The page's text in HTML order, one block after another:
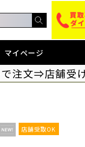
マイページ
注文⇒店舗受
店舗受取OK